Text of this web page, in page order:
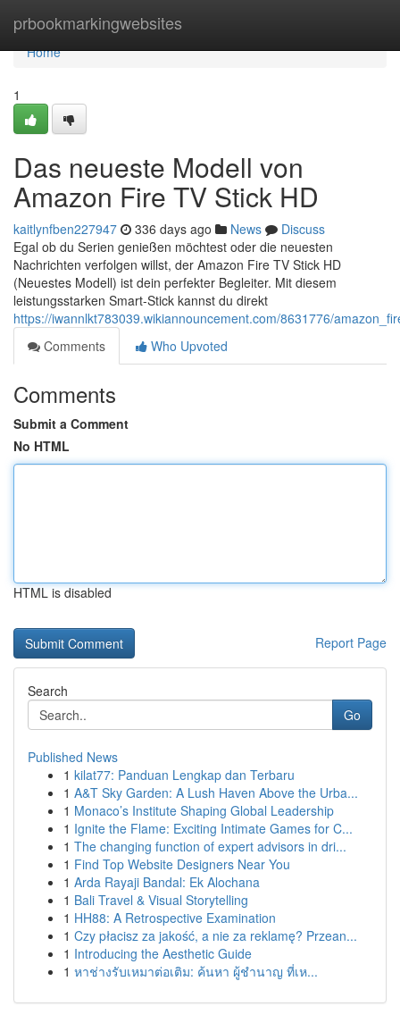
prbookmarkingwebsites
Home
Home
1
Das neueste Modell von
Amazon Fire TV Stick HD
kaitlynfben227947 336 days ago News
Discuss
Egal ob du Serien genießen möchtest oder die neuesten
Nachrichten verfolgen willst, der Amazon Fire TV Stick HD
(Neuestes Modell) ist dein perfekter Begleiter. Mit diesem
leistungsstarken Smart-Stick kannst du direkt
https://iwannlkt783039.wikiannouncement.com/8631776/
Comments
Who Upvoted
Comments
Submit a Comment
No HTML
HTML is disabled
Report Page
Search
Go
Published News
1 kilat77: Panduan Lengkap dan Terbaru
1 A&T Sky Garden: A Lush Haven Above the Urba...
1 Monaco’s Institute Shaping Global Leadership
1 Ignite the Flame: Exciting Intimate Games for C...
1 The changing function of expert advisors in dri...
1 Find Top Website Designers Near You
1 Arda Rayaji Bandal: Ek Alochana
1 Bali Travel & Visual Storytelling
1 HH88: A Retrospective Examination
1 Czy płacisz za jakość, a nie za reklamę? Przean...
1 Introducing the Aesthetic Guide
1 หาช่างรับเหมาต่อเติม: ค้นหา ผู้ชำนาญ ที่เห...